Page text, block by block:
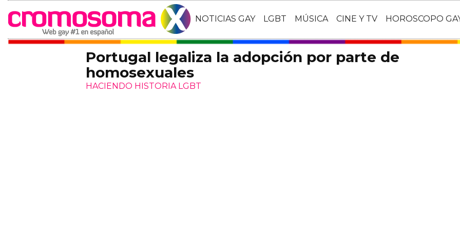
NOTICIAS GAY LGBT MÚSICA CINE Y TV HOROSCOPO
Portugal legaliza la adopción por parte de
homosexuales
HACIENDO HISTORIA LGBT